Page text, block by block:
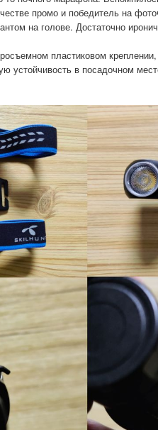
промо и победитель на
на голове. Достаточно
пластиковом
устойчивость в посадочном